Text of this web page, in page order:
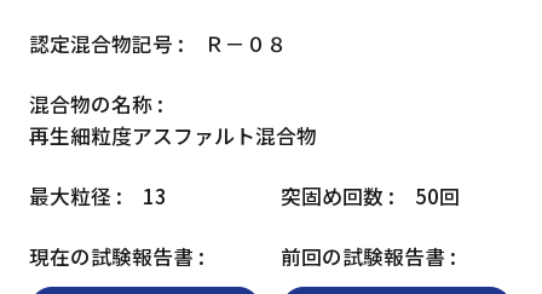
Ｒ－０８
再生細粒度アスファルト混合物
13 50回